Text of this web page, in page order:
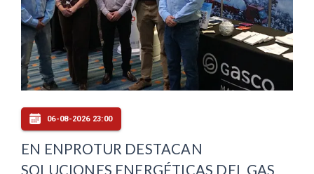
06-08-2026 23:00
EN ENPROTUR DESTACAN
SOLUCIONES ENERGÉTICAS DEL GAS